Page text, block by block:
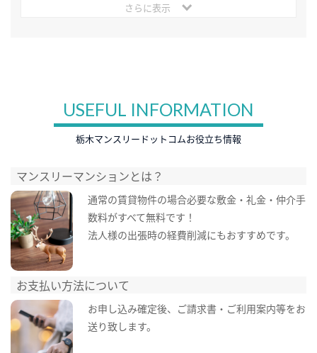
さらに表示
USEFUL INFORMATION
栃木マンスリードットコムお役立ち情報
マンスリーマンションとは？
通常の賃貸物件の場合必要な敷金・礼金・仲介手
数料がすべて無料です！
法人様の出張時の経費削減にもおすすめです。
お支払い方法について
お申し込み確定後、ご請求書・ご利用案内等をお
送り致します。